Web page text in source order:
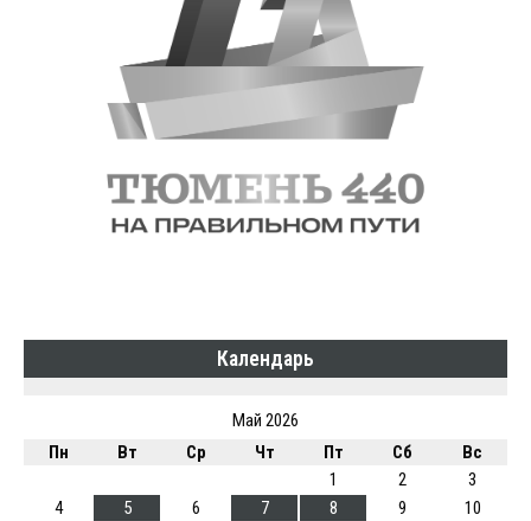
Календарь
Май 2026
Пн
Вт Ср Чт Пт Сб
Вс
1
2
3
4
5 6 7 8 9
10